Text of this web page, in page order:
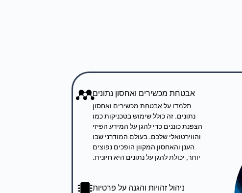
אבטחת מכשירים ואחסון נתונים
תלמדו על אבטחת מכשירים ואחסון
נתונים. זה כולל שימוש בטכניקות כמו
הצפנת כוננים כדי להגן על המידע הפיזי
והווירטואלי שלכם. בעולם המודרני שבו
הענן והאחסון המקוון הופכים נפוצים
יותר, יכולת להגן על נתונים היא חיונית.
ניהול זהויות והגנה על פרטיות